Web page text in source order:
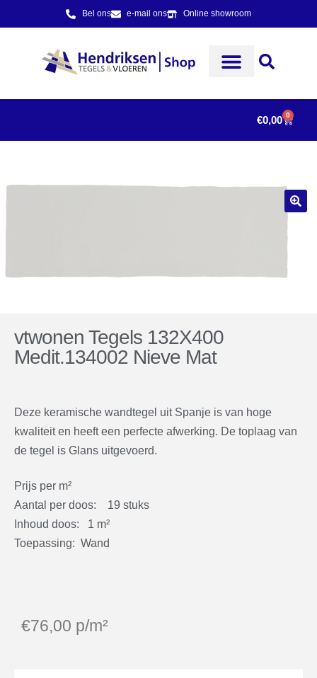
Bel ons e-mail ons Online showroom
€0,00 0
vtwonen Tegels 132X400
Medit.134002 Nieve Mat
Deze keramische wandtegel uit Spanje is van hoge
kwaliteit en heeft een perfecte afwerking. De toplaag van
de tegel is Glans uitgevoerd.
Prijs per m²
Aantal per doos: 19 stuks
Inhoud doos: 1 m²
Toepassing: Wand
€76,00 p/m²